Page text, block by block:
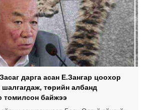
дарга асан Е.Зангар цоохор
шалгагдаж, төрийн албанд
томилсон байжээ